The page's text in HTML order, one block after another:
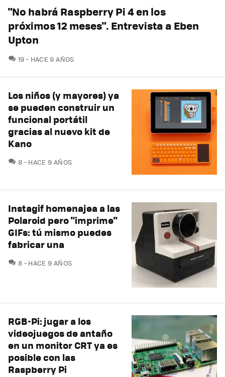
"No habrá Raspberry Pi 4 en los
próximos 12 meses". Entrevista a Eben
Upton
19 COMENTARIOS
HACE 9 AÑOS
Los niños (y mayores) ya
se pueden construir un
funcional portátil
gracias al nuevo kit de
Kano
8 COMENTARIOS
HACE 9 AÑOS
Instagif homenajea a las
Polaroid pero "imprime"
GIFs: tú mismo puedes
fabricar una
8 COMENTARIOS
HACE 9 AÑOS
RGB-Pi: jugar a los
videojuegos de antaño
en un monitor CRT ya es
posible con las
Raspberry Pi